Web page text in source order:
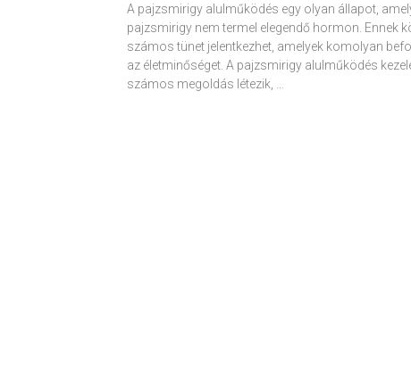
A pajzsmirigy alulműködés egy olyan állapot,
pajzsmirigy nem termel elegendő hormon. Ennek
számos tünet jelentkezhet, amelyek komolyan
az életminőséget. A pajzsmirigy alulműködés
számos megoldás létezik, …